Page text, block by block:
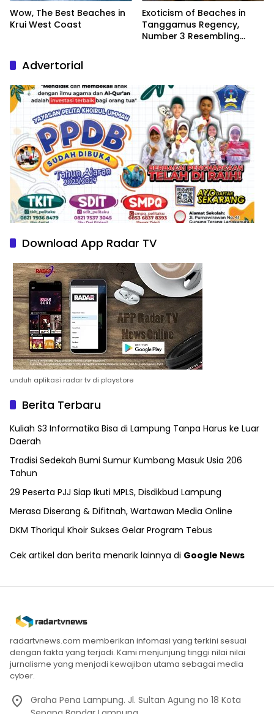
Wow, The Best Beaches in
Krui West Coast
Exoticism of Beaches in
Tanggamus Regency,
Number 3 Resembling
Advertorial
Download App Radar TV
unduh aplikasi radar tv di playstore
Berita Terbaru
Kuliah S3 Informatika Bisa di Lampung Tanpa Harus ke Luar
Daerah
Tradisi Sedekah Bumi Sumur Kumbang Masuk Usia 206
Tahun
29 Peserta PJJ Siap Ikuti MPLS, Disdikbud Lampung
Merasa Diserang & Difitnah, Wartawan Media Online
DKM Thoriqul Khoir Sukses Gelar Program Tebus
Cek artikel dan berita menarik lainnya di Google News
radartvnews.com memberikan infomasi yang terkini sesuai
dengan fakta yang terjadi. Kami menjunjung tinggi nilai nilai
jurnalisme yang menjadi kewajiban utama sebagai media
cyber.
Graha Pena Lampung. Jl. Sultan Agung no 18 Kota